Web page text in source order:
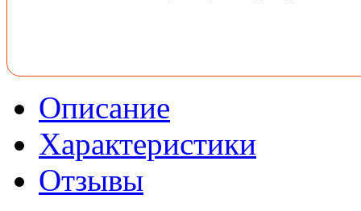
Описание
Характеристики
Отзывы